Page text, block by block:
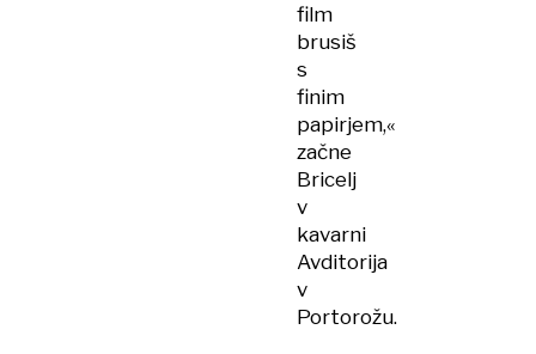
film
brusiš
s
finim
papirjem,«
začne
Bricelj
v
kavarni
Avditorija
v
Portorožu.